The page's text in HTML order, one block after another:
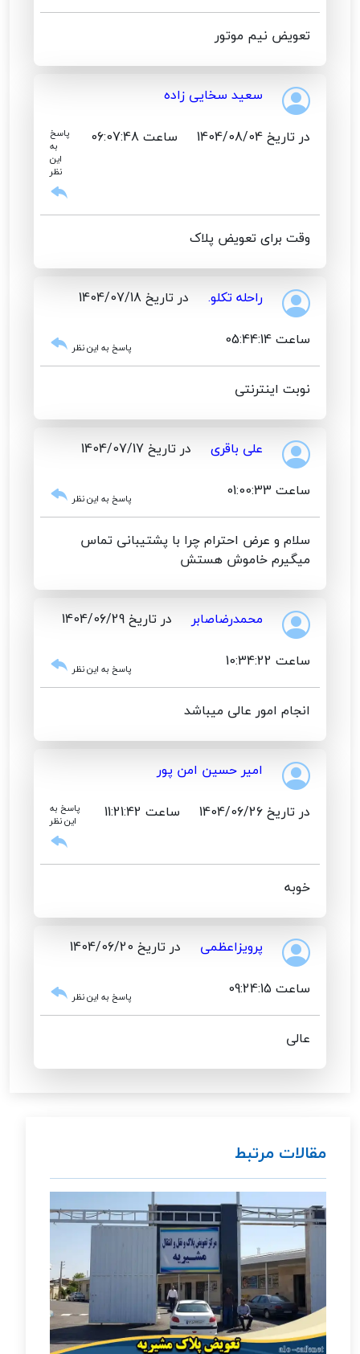
تعویض نیم موتور
سعید سخایی زاده
در تاریخ 1404/08/04
ساعت 06:07:48
پاسخ
به
این
نظر
وقت برای تعویض پلاک
راحله تکلو.
در تاریخ 1404/07/18
ساعت 05:44:14
پاسخ به این نظر
نوبت اینترنتی
علی باقری
در تاریخ 1404/07/17
ساعت 01:00:33
پاسخ به این نظر
سلام و عرض احترام چرا با پشتیبانی تماس
میگیرم خاموش هستش
محمدرضاصابر
در تاریخ 1404/06/29
ساعت 10:34:22
پاسخ به این نظر
انجام امور عالی میباشد
امیر حسین امن پور
در تاریخ 1404/06/26
ساعت 11:21:42
پاسخ به
این نظر
خوبه
پرویزاعظمی
در تاریخ 1404/06/20
ساعت 09:24:15
پاسخ به این نظر
عالی
مقالات مرتبط